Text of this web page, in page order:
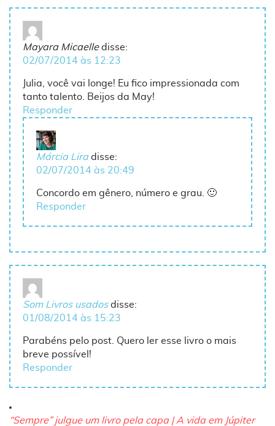
Mayara Micaelle disse:
02/07/2014 às 12:23
Julia, você vai longe! Eu fico impressionada com
tanto talento. Beijos da May!
Responder
Márcia Lira disse:
02/07/2014 às 20:49
Concordo em gênero, número e grau. 🙂
Responder
Som Livros usados disse:
01/08/2014 às 15:23
Parabéns pelo post. Quero ler esse livro o mais
breve possível!
Responder
“Sempre” julgue um livro pela capa | A vida em Júpiter